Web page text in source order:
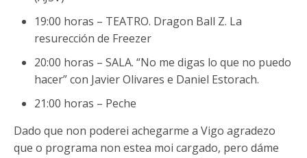
19:00 horas – TEATRO. Dragon Ball Z. La
resurección de Freezer
20:00 horas – SALA. “No me digas lo que no puedo
hacer” con Javier Olivares e Daniel Estorach.
21:00 horas – Peche
Dado que non poderei achegarme a Vigo agradezo
que o programa non estea moi cargado, pero dáme